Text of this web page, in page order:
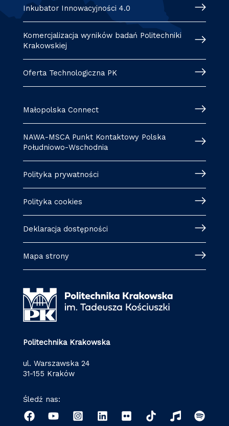
Inkubator Innowacyjności 4.0
Komercjalizacja wyników badań Politechniki
Krakowskiej
Oferta Technologiczna PK
Małopolska Connect
NAWA-MSCA Punkt Kontaktowy Polska
Południowo-Wschodnia
Polityka prywatności
Polityka cookies
Deklaracja dostępności
Mapa strony
Politechnika Krakowska
ul. Warszawska 24
31-155 Kraków
Śledź nas: